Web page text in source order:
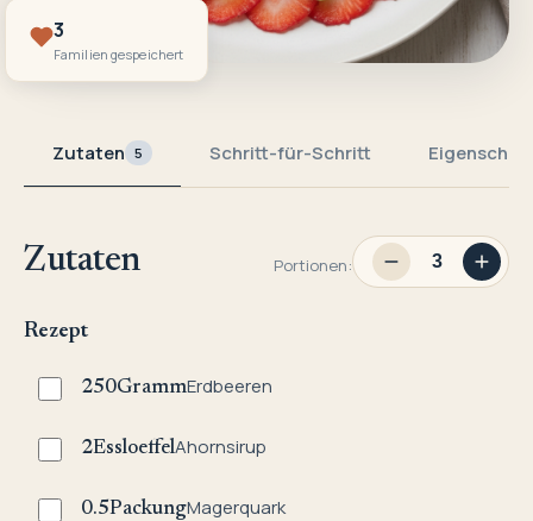
3
Familien gespeichert
Zutaten 5 Schritt-für-Schritt
Zutaten Portionen:
Rezept
250GrammErdbeeren
2EssloeffelAhornsirup
0.5PackungMagerquark